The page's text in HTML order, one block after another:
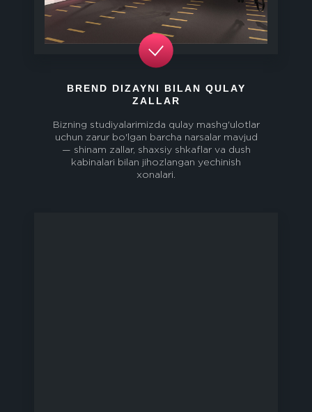
BREND DIZAYNI BILAN QULAY
ZALLAR
Bizning studiyalarimizda qulay mashg'ulotlar
uchun zarur bo'lgan barcha narsalar mavjud
— shinam zallar, shaxsiy shkaflar va dush
kabinalari bilan jihozlangan yechinish
xonalari.